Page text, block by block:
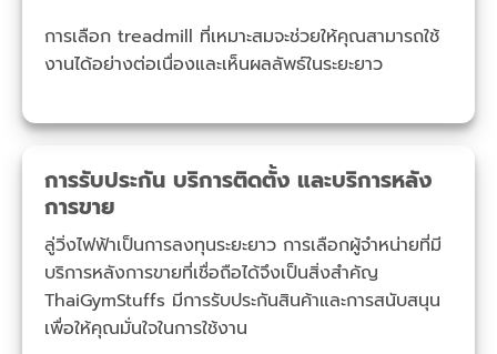
การเลือก treadmill ที่เหมาะสมจะช่วยให้คุณสามารถใช้
งานได้อย่างต่อเนื่องและเห็นผลลัพธ์ในระยะยาว
การรับประกัน บริการติดตั้ง และบริการหลัง
การขาย
ลู่วิ่งไฟฟ้าเป็นการลงทุนระยะยาว การเลือกผู้จำหน่ายที่มี
บริการหลังการขายที่เชื่อถือได้จึงเป็นสิ่งสำคัญ
ThaiGymStuffs มีการรับประกันสินค้าและการสนับสนุน
เพื่อให้คุณมั่นใจในการใช้งาน